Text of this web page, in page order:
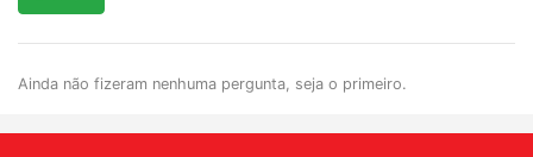
Ainda não fizeram nenhuma pergunta, seja o primeiro.